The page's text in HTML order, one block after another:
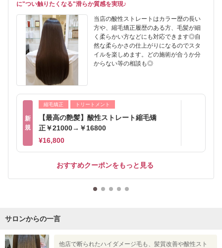
に"つい触りたくなる"滑らか質感を実現♪
当店の酸性ストレートはカラー歴の長い
方や、縮毛矯正履歴のある方、毛髪が細
く柔らかい方などにも対応できます◎自
然な柔らかさの仕上がりになるのでスタ
イルを楽しめます。どの施術が合うか分
からない等の相談も◎
新
規
縮毛矯正 トリートメント
【最高の艶髪】酸性ストレート縮毛矯
正￥21000→￥16800
¥16,800
おすすめクーポンをもっと見る
サロンからの一言
他店で断られたハイダメージ毛も、髪質改善や酸性スト